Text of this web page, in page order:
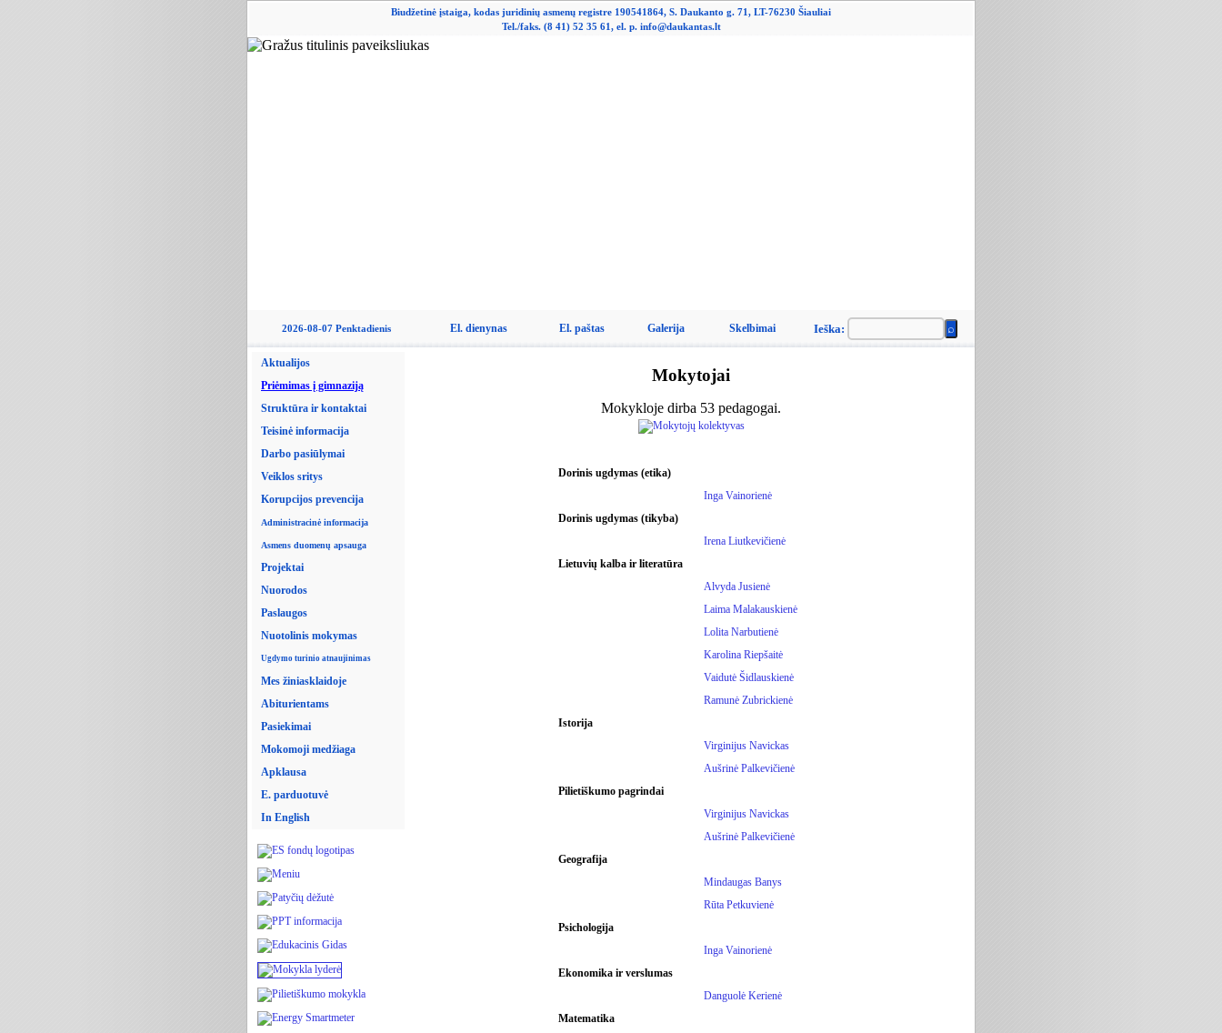
Biudžetinė įstaiga, kodas juridinių asmenų registre 190541864, S. Daukanto g. 71, LT-76230 Šiauliai
Tel./faks. (8 41) 52 35 61, el. p. info@daukantas.lt
2026-08-07 Penktadienis El. dienynas El. paštas Galerija Skelbimai Ieška:
Aktualijos
Priėmimas į gimnaziją
Struktūra ir kontaktai
Teisinė informacija
Darbo pasiūlymai
Veiklos sritys
Korupcijos prevencija
Administracinė informacija
Asmens duomenų apsauga
Projektai
Nuorodos
Paslaugos
Nuotolinis mokymas
Ugdymo turinio atnaujinimas
Mes žiniasklaidoje
Abiturientams
Pasiekimai
Mokomoji medžiaga
Apklausa
E. parduotuvė
In English
Mokytojai
Mokykloje dirba 53 pedagogai.
Dorinis ugdymas (etika)
Inga Vainorienė
Dorinis ugdymas (tikyba)
Irena Liutkevičienė
Lietuvių kalba ir literatūra
Alvyda Jusienė
Laima Malakauskienė
Lolita Narbutienė
Karolina Riepšaitė
Vaidutė Šidlauskienė
Ramunė Zubrickienė
Istorija
Virginijus Navickas
Aušrinė Palkevičienė
Pilietiškumo pagrindai
Virginijus Navickas
Aušrinė Palkevičienė
Geografija
Mindaugas Banys
Rūta Petkuvienė
Psichologija
Inga Vainorienė
Ekonomika ir verslumas
Danguolė Kerienė
Matematika